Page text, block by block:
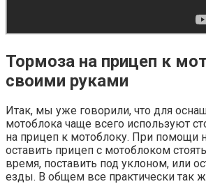
Тормоза на прицеп к
своими руками
Итак, мы уже говорили, что для
мотоблока чаще всего используют
на прицеп к мотоблоку. При помощи
оставить прицеп с мотоблоком
время, поставить под уклоном, или
езды. В общем все практически так